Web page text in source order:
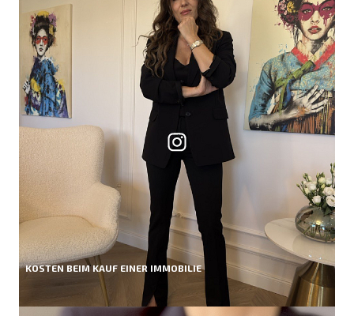
KOSTEN BEIM KAUF EINER IMMOBILIE